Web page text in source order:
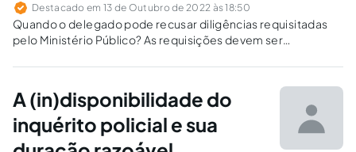
Destacado em 13 de Outubro de 2022 às 18:50
Quando o delegado pode recusar diligências requisitadas
pelo Ministério Público? As requisições devem ser
momento certo e dirigidas ao detentor da informação que
A (in)disponibilidade do
inquérito policial e sua